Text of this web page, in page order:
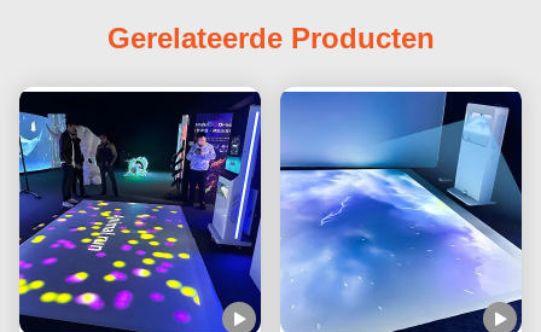
Gerelateerde Producten